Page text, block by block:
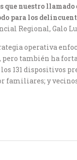
nuestro llamado
para los
Regional, Galo
operativa
también ha
131 dispositivos
familiares; y